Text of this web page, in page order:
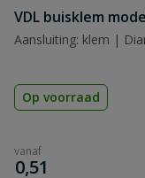
Beoordeling
VDL buisklem
Aansluiting: klem |
Op voorraad
vanaf
€
0,51